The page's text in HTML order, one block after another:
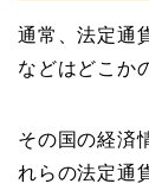
通常、法定通
などはどこか
その国の経済
れらの法定通